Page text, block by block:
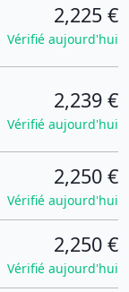
2,225 €
Vérifié aujourd'hui
2,239 €
Vérifié aujourd'hui
2,250 €
Vérifié aujourd'hui
2,250 €
Vérifié aujourd'hui